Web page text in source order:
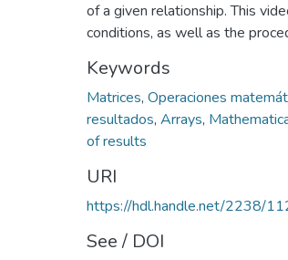
of a given relationship. This
conditions, as well as the
Keywords
Matrices, Operaciones
resultados, Arrays,
of results
URI
https://hdl.handle.net/2238/
See / DOI